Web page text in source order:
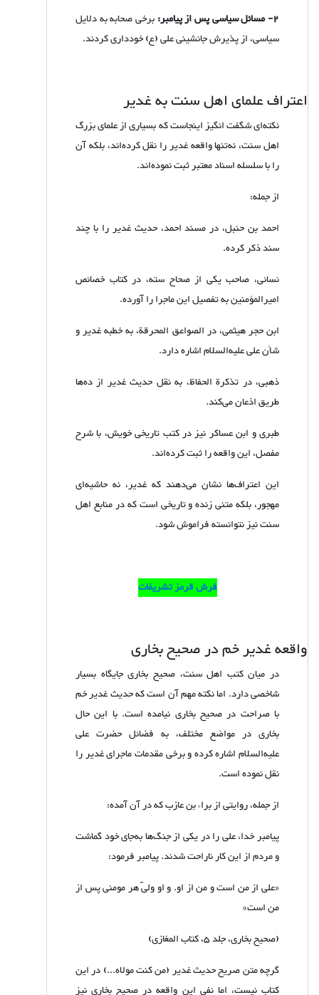
2- مسائل سیاسی پس از پیامبر:
برخی صحابه به دلایل
سیاسی، از پذیرش جانشینی علی (ع) خودداری کردند.
اعتراف علمای اهل سنت به غدیر
نکته‌ای شگفت انگیز اینجاست که بسیاری از علمای بزرگ
اهل سنت، نه‌تنها واقعه‌ غدیر را نقل کرده‌اند، بلکه آن
را با سلسله اسناد معتبر ثبت نموده‌اند.
از جمله:
احمد بن حنبل، در مسند احمد، حدیث غدیر را با چند
سند ذکر کرده.
نسائی، صاحب یکی از صحاح سته، در کتاب خصائص
امیرالمؤمنین به تفصیل این ماجرا را آورده.
ابن حجر هیثمی، در الصواعق المحرقة، به خطبه‌ غدیر و
شأن علی علیه‌السلام اشاره دارد.
ذهبی، در تذکرة الحفاظ، به نقل حدیث غدیر از ده‌ها
طریق اذعان می‌کند.
طبری و ابن عساکر نیز در کتب تاریخی خویش، با شرح
مفصل، این واقعه را ثبت کرده‌اند.
این اعتراف‌ها نشان می‌دهند که غدیر، نه حاشیه‌ای
مهجور، بلکه متنی زنده و تاریخی است که در منابع اهل
سنت نیز نتوانسته فراموش شود.
فرش قرمز تشریفات
واقعه غدیر خم در صحیح بخاری
در میان کتب اهل سنت، صحیح بخاری جایگاه بسیار
شاخصی دارد. اما نکته مهم آن است که حدیث غدیر خم
با صراحت در صحیح بخاری نیامده است. با این حال
بخاری در مواضع مختلف، به فضائل حضرت علی
علیه‌السلام اشاره کرده و برخی مقدمات ماجرای غدیر را
نقل نموده است.
از جمله، روایتی از براء بن عازب که در آن آمده:
پیامبر خدا، علی را در یکی از جنگ‌ها به‌جای خود گماشت
و مردم از این کار ناراحت شدند. پیامبر فرمود:
«علی از من است و من از او. و او ولیّ هر مومنی پس از
من است»
(صحیح بخاری، جلد۵، کتاب المغازی)
گرچه متن صریح حدیث غدیر (من کنت مولاه...) در این
کتاب نیست، اما نفی این واقعه در صحیح بخاری نیز